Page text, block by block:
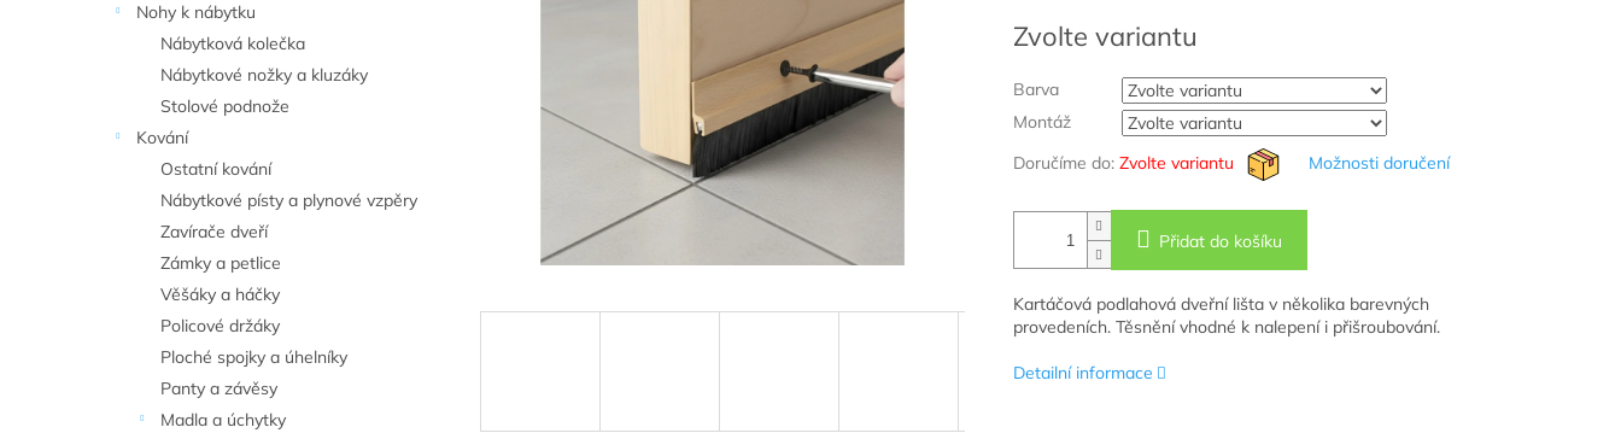
Nohy k nábytku
Nábytková kolečka
Nábytkové nožky a kluzáky
Stolové podnože
Kování
Ostatní kování
Nábytkové písty a plynové vzpěry
Zavírače dveří
Zámky a petlice
Věšáky a háčky
Policové držáky
Ploché spojky a úhelníky
Panty a závěsy
Madla a úchytky
Zvolte variantu
Barva
Montáž
Doručíme do: Zvolte variantu Možnosti doručení
Přidat do košíku
Kartáčová podlahová dveřní lišta v několika barevných
provedeních. Těsnění vhodné k nalepení i přišroubování.
Detailní informace